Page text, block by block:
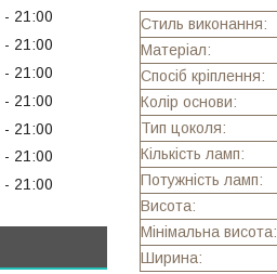
Стиль виконання:
Матеріал:
Спосіб кріплення:
Колір основи:
Тип цоколя:
Кількість ламп:
Потужність ламп:
Висота:
Мінімальна висота:
Ширина:
21:00
21:00
21:00
21:00
21:00
21:00
21:00